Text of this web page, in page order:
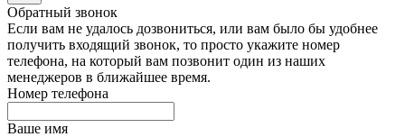
Обратный звонок
Если вам не удалось дозвониться, или вам было бы удобнее
получить входящий звонок, то просто укажите номер
телефона, на который вам позвонит один из наших
менеджеров в ближайшее время.
Номер телефона
Ваше имя